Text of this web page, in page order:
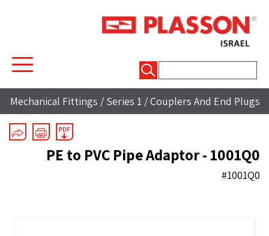
Mechanical Fittings / Series 1 /Couplers And End Plugs
PE to PVC Pipe Adaptor - 1001Q0
#1001Q0